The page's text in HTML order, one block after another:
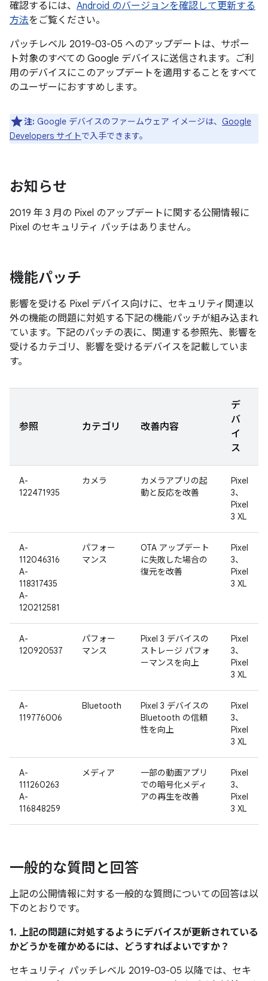
確認するには、 Android のバージョンを確認して更新する
方法をご覧ください。
パッチレベル 2019-03-05 へのアップデートは、サポー
ト対象のすべての Google デバイスに送信されます。ご利
用のデバイスにこのアップデートを適用することをすべて
のユーザーにおすすめします。
注: Google デバイスのファームウェア イメージは、 Google
Developers サイトで入手できます。
お知らせ
2019 年 3 月の Pixel のアップデートに関する公開情報に
Pixel のセキュリティ パッチはありません。
機能パッチ
影響を受ける Pixel デバイス向けに、セキュリティ関連以
外の機能の問題に対処する下記の機能パッチが組み込まれ
ています。下記のパッチの表に、関連する参照先、影響を
受けるカテゴリ、影響を受けるデバイスを記載していま
す。
参照 カテゴリ 改善内容
デ
バ
イ
ス
A-
122471935
カメラ
カメラアプリの起
動と反応を改善
Pixel
3、
Pixel
3 XL
A-
112046316
A-
118317435
A-
120212581
パフォー
マンス
OTA アップデート
に失敗した場合の
復元を改善
Pixel
3、
Pixel
3 XL
A-
120920537
パフォー
マンス
Pixel 3 デバイスの
ストレージ パフォ
ーマンスを向上
Pixel
3、
Pixel
3 XL
A-
119776006
Bluetooth
Pixel 3 デバイスの
Bluetooth の信頼
性を向上
Pixel
3、
Pixel
3 XL
A-
111260263
A-
116848259
メディア
一部の動画アプリ
での暗号化メディ
アの再生を改善
Pixel
3、
Pixel
3 XL
一般的な質問と回答
上記の公開情報に対する一般的な質問についての回答は以
下のとおりです。
1. 上記の問題に対処するようにデバイスが更新されている
かどうかを確かめるには、どうすればよいですか？
セキュリティ パッチレベル 2019-03-05 以降では、セキ